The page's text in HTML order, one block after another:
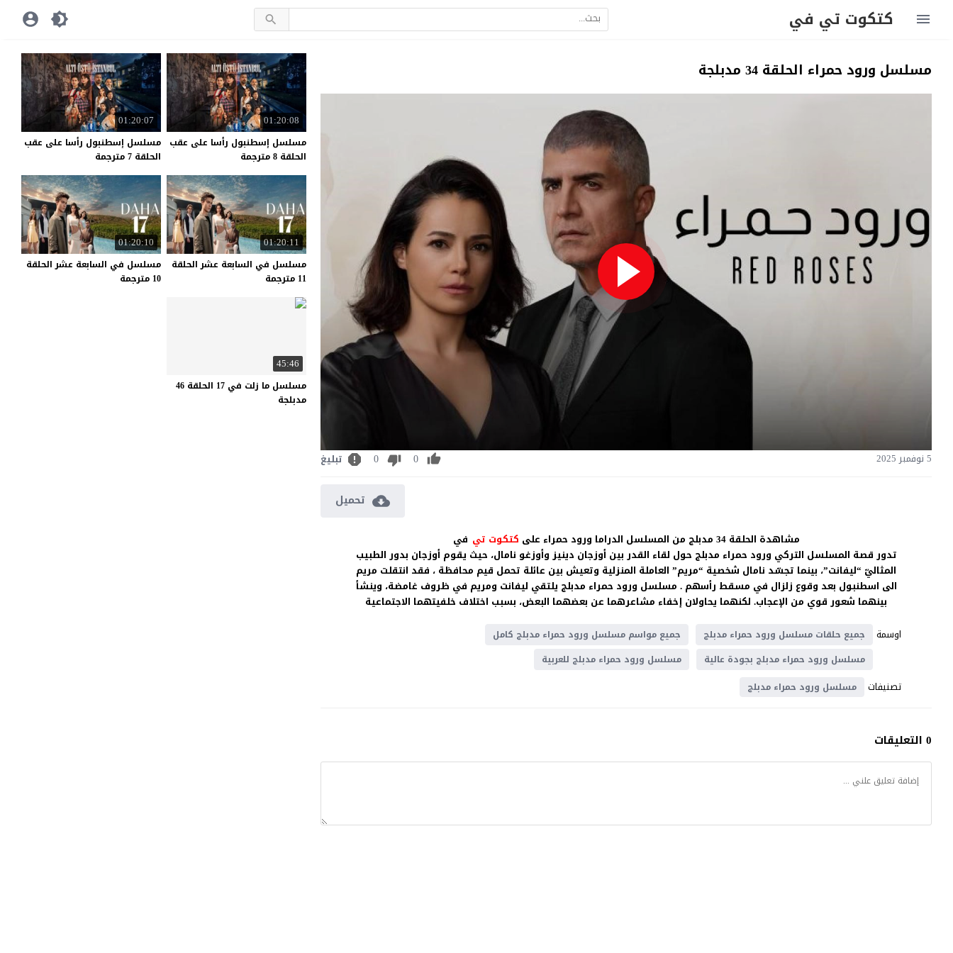
كتكوت تي في
مسلسل ورود حمراء الحلقة 34 مدبلجة
5 نوفمبر 2025 0
0 تبليغ
تحميل
مشاهدة الحلقة 34 مدبلج من المسلسل الدراما ورود حمراء على كتكوت تي في
تدور قصة المسلسل التركي ورود حمراء مدبلج حول لقاء القدر بين أوزجان دينيز وأوزغو نامال، حيث يقوم أوزجان بدور الطبيب
المثاليّ “ليفانت”، بينما تجسّد نامال شخصية “مريم” العاملة المنزلية وتعيش بين عائلة تحمل قيم محافظة ، فقد انتقلت مريم
الى اسطنبول بعد وقوع زلزال في مسقط رأسهم . مسلسل ورود حمراء مدبلج يلتقي ليفانت ومريم في ظروف غامضة، وينشأ
بينهما شعور قوي من الإعجاب. لكنهما يحاولان إخفاء مشاعرهما عن بعضهما البعض، بسبب اختلاف خلفيتهما الاجتماعية
اوسمة
جميع حلقات مسلسل ورود حمراء مدبلج
جميع مواسم مسلسل ورود حمراء مدبلج كامل
مسلسل ورود حمراء مدبلج بجودة عالية
مسلسل ورود حمراء مدبلج للعربية
تصنيفات مسلسل ورود حمراء مدبلج
0 التعليقات
01:20:08
مسلسل إسطنبول رأسا على عقب
الحلقة 8 مترجمة
01:20:07
مسلسل إسطنبول رأسا على عقب
الحلقة 7 مترجمة
01:20:11
مسلسل في السابعة عشر الحلقة
11 مترجمة
01:20:10
مسلسل في السابعة عشر الحلقة
10 مترجمة
45:46
مسلسل ما زلت في 17 الحلقة 46
مدبلجة